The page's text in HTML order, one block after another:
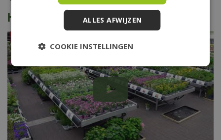
Het is voorjaar bij De Boet
ALLES AFWIJZEN
COOKIE INSTELLINGEN